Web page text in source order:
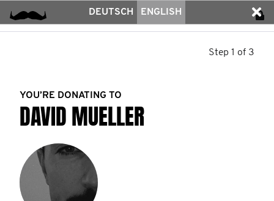
DEUTSCH ENGLISH
Step 1 of 3
YOU’RE DONATING TO
DAVID MUELLER